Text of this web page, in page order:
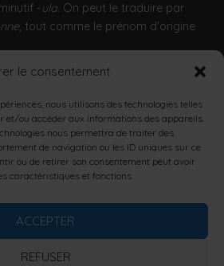
le consentement
nous utilisons des technologies telles
et/ou accéder aux informations des appareils.
nous permettra de traiter des
de navigation ou les ID uniques sur ce
ou de retirer son consentement peut avoir
caractéristiques et fonctions.
ACCEPTER
REFUSER
-ula. On peut le traduire par
, tout comme le prénom d'origine
celtique.com/artula-11963.htm
DANGEREUX POUR LA SANTÉ, À
AVEC MODÉRATION.
D’ALCOOL EST VIVEMENT
AUX FEMMES ENCEINTES.
EST INTERDITE.
ANS RÉVOLUS.